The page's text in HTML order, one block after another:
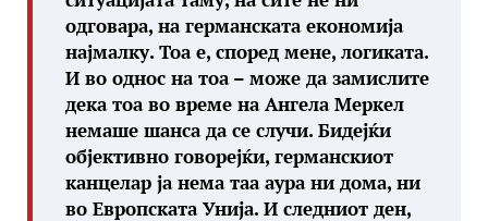
одговара, на германската економија
најмалку. Тоа е, според мене, логиката.
И во однос на тоа – може да замислите
дека тоа во време на Ангела Меркел
немаше шанса да се случи. Бидејќи
објективно говорејќи, германскиот
канцелар ја нема таа аура ни дома, ни
во Европската Унија. И следниот ден,